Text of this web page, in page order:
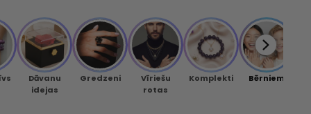
Dāvanu
idejas
Gredzeni
Vīriešu
rotas
Komplekti Bērniem